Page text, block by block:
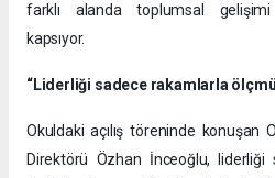
farklı alanda toplumsal
kapsıyor.
“Liderliği sadece rakamlarla
Okuldaki açılış töreninde konuşan
Direktörü Özhan İnceoğlu, liderliği